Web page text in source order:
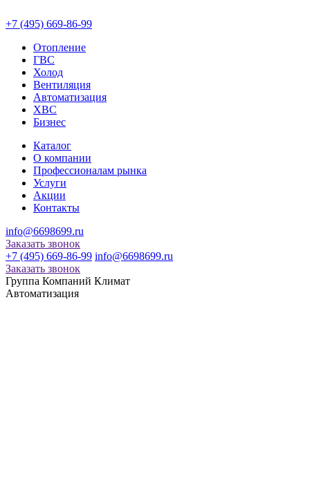
+7 (495) 669-86-99
Отопление
ГВС
Холод
Вентиляция
Автоматизация
ХВС
Бизнес
Каталог
О компании
Профессионалам рынка
Услуги
Акции
Контакты
info@6698699.ru
Заказать звонок
+7 (495) 669-86-99 info@6698699.ru
Заказать звонок
Группа Компаний Климат
Автоматизация